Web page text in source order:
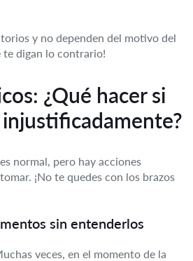
y no dependen del motivo del
te digan lo contrario!
¿Qué hacer si
normal, pero hay acciones
¡No te quedes con los brazos
sin entenderlos
veces, en el momento de la